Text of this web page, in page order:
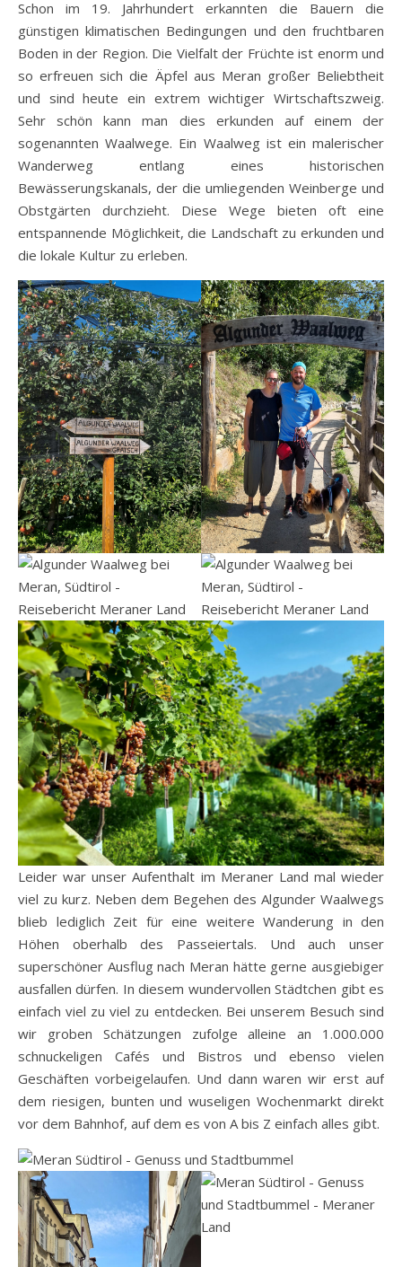
Schon im 19. Jahrhundert erkannten die Bauern die
günstigen klimatischen Bedingungen und den fruchtbaren
Boden in der Region. Die Vielfalt der Früchte ist enorm und
so erfreuen sich die Äpfel aus Meran großer Beliebtheit
und sind heute ein extrem wichtiger Wirtschaftszweig.
Sehr schön kann man dies erkunden auf einem der
sogenannten Waalwege. Ein Waalweg ist ein malerischer
Wanderweg entlang eines historischen
Bewässerungskanals, der die umliegenden Weinberge und
Obstgärten durchzieht. Diese Wege bieten oft eine
entspannende Möglichkeit, die Landschaft zu erkunden und
die lokale Kultur zu erleben.
Leider war unser Aufenthalt im Meraner Land mal wieder
viel zu kurz. Neben dem Begehen des Algunder Waalwegs
blieb lediglich Zeit für eine weitere Wanderung in den
Höhen oberhalb des Passeiertals. Und auch unser
superschöner Ausflug nach Meran hätte gerne ausgiebiger
ausfallen dürfen. In diesem wundervollen Städtchen gibt es
einfach viel zu viel zu entdecken. Bei unserem Besuch sind
wir groben Schätzungen zufolge alleine an 1.000.000
schnuckeligen Cafés und Bistros und ebenso vielen
Geschäften vorbeigelaufen. Und dann waren wir erst auf
dem riesigen, bunten und wuseligen Wochenmarkt direkt
vor dem Bahnhof, auf dem es von A bis Z einfach alles gibt.